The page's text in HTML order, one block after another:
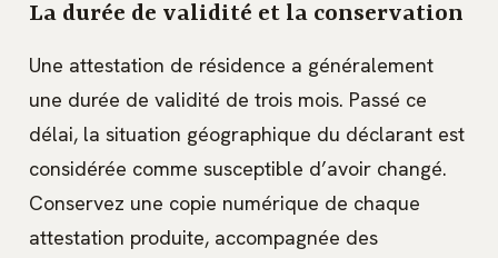
La durée de validité et la conservation
Une attestation de résidence a généralement
une durée de validité de trois mois. Passé ce
délai, la situation géographique du déclarant est
considérée comme susceptible d’avoir changé.
Conservez une copie numérique de chaque
attestation produite, accompagnée des